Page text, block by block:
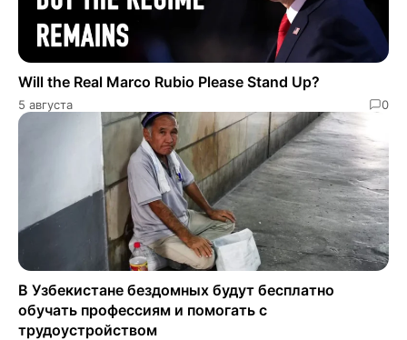
Will the Real Marco Rubio Please Stand Up?
5 августа 0
В Узбекистане бездомных будут бесплатно
обучать профессиям и помогать с
трудоустройством